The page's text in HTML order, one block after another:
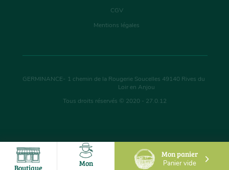
Boutique
Mon
Mon panier
Panier vide
CGV
Mentions légales
GERMINANCE- 1 chemin de la Rougerie Soucelles 49140 Rives du
Loir en Anjou
Tous droits réservés © 2020 - 27.0.12